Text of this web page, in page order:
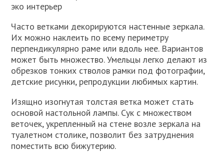
эко интерьер
Часто ветками декорируются настенные зеркала.
Их можно наклеить по всему периметру
перпендикулярно раме или вдоль нее. Вариантов
может быть множество. Умельцы легко делают из
обрезков тонких стволов рамки под фотографии,
детские рисунки, репродукции любимых картин.
Изящно изогнутая толстая ветка может стать
основой настольной лампы. Сук с множеством
веточек, укрепленный на стене возле зеркала на
туалетном столике, позволит без затруднения
поместить всю бижутерию.